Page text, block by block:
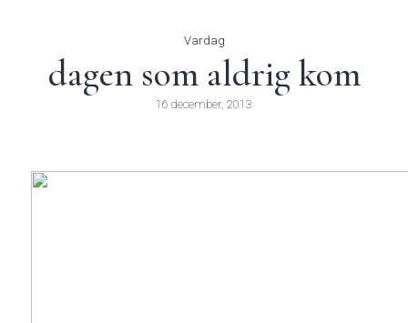
Vardag
dagen som aldrig kom
16 december, 2013